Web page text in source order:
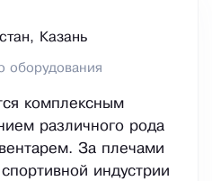
Казань
оборудования
комплексным
различного рода
За плечами
индустрии